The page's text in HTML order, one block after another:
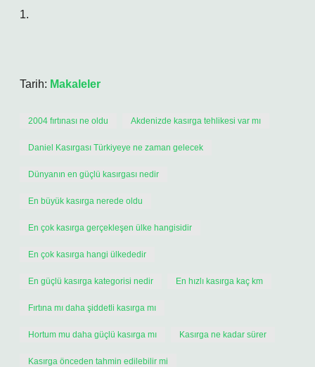
1.
Tarih: Makaleler
2004 fırtınası ne oldu Akdenizde kasırga tehlikesi var mı
Daniel Kasırgası Türkiyeye ne zaman gelecek
Dünyanın en güçlü kasırgası nedir
En büyük kasırga nerede oldu
En çok kasırga gerçekleşen ülke hangisidir
En çok kasırga hangi ülkededir
En güçlü kasırga kategorisi nedir En hızlı kasırga kaç km
Fırtına mı daha şiddetli kasırga mı
Hortum mu daha güçlü kasırga mı Kasırga ne kadar sürer
Kasırga önceden tahmin edilebilir mi